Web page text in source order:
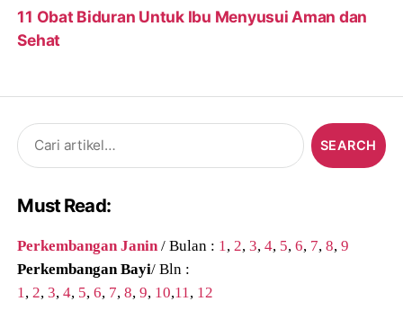
11 Obat Biduran Untuk Ibu Menyusui Aman dan
Sehat
Search
for:
Must Read:
Perkembangan Janin/ Bulan : 1,2,3,4, 5,6, 7,8,9
Perkembangan Bayi/ Bln :
1,2,3,4, 5,6, 7,8,9, 10,11, 12